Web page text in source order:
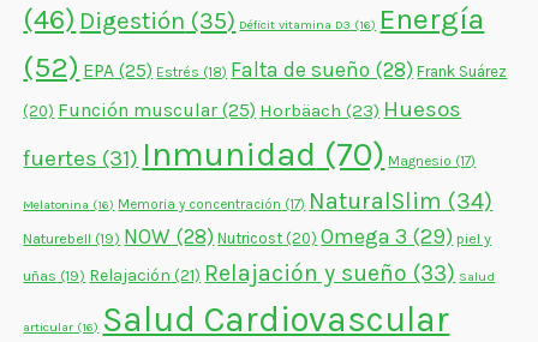
(46) Digestión (35) Déficit vitamina D3 (16) Energía
(52) EPA (25) Estrés (18) Falta de sueño (28) Frank Suárez
(20) Función muscular (25) Horbäach (23) Huesos
fuertes (31) Inmunidad (70) Magnesio (17)
Melatonina (16) Memoria y concentración (17) NaturalSlim (34)
Naturebell (19) NOW (28) Nutricost (20) Omega 3 (29) piel y
uñas (19) Relajación (21) Relajación y sueño (33) Salud
articular (16) Salud Cardiovascular